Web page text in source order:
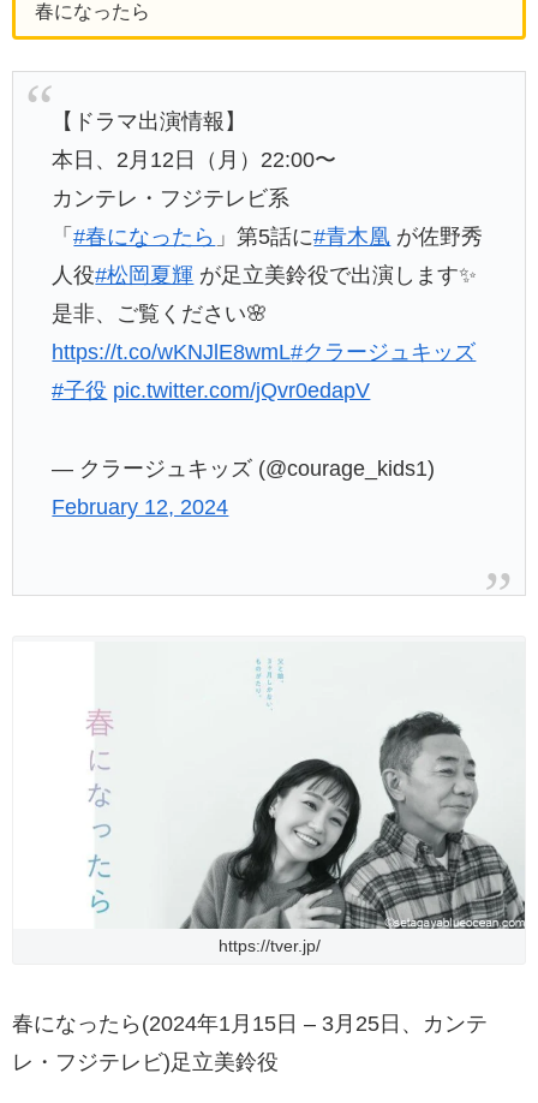
春になったら
【ドラマ出演情報】
本日、2月12日（月）22:00〜
カンテレ・フジテレビ系
「#春になったら 」第5話に#青木凰 が佐野秀
人役#松岡夏輝 が足立美鈴役で出演します✨
是非、ご覧ください🌸
https://t.co/wKNJlE8wmL#クラージュキッズ
#子役 pic.twitter.com/jQvr0edapV
— クラージュキッズ (@courage_kids1)
February 12, 2024
https://tver.jp/
春になったら(2024年1月15日 – 3月25日、カンテ
レ・フジテレビ)足立美鈴役